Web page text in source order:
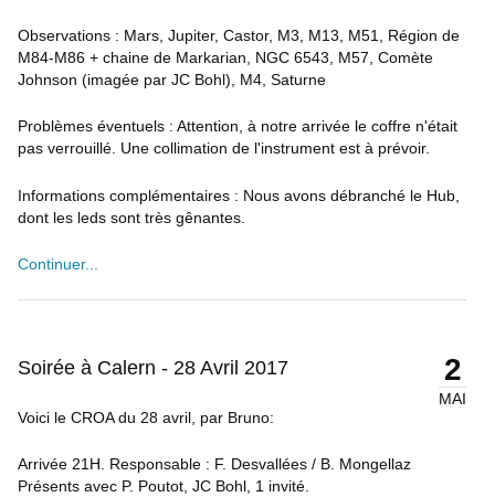
Observations : Mars, Jupiter, Castor, M3, M13, M51, Région de
M84-M86 + chaine de Markarian, NGC 6543, M57, Comète
Johnson (imagée par JC Bohl), M4, Saturne
Problèmes éventuels : Attention, à notre arrivée le coffre n'était
pas verrouillé. Une collimation de l'instrument est à prévoir.
Informations complémentaires : Nous avons débranché le Hub,
dont les leds sont très gênantes.
Continuer...
2
MAI
Soirée à Calern - 28 Avril 2017
Voici le CROA du 28 avril, par Bruno:
Arrivée 21H. Responsable : F. Desvallées / B. Mongellaz
Présents avec P. Poutot, JC Bohl, 1 invité.